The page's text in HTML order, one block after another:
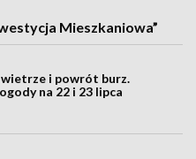
Mieszkaniowa”
i powrót burz.
na 22 i 23 lipca